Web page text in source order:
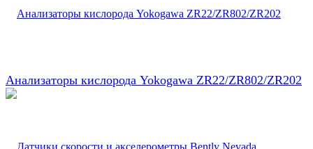
Анализаторы кислорода Yokogawa ZR22/ZR802/ZR202